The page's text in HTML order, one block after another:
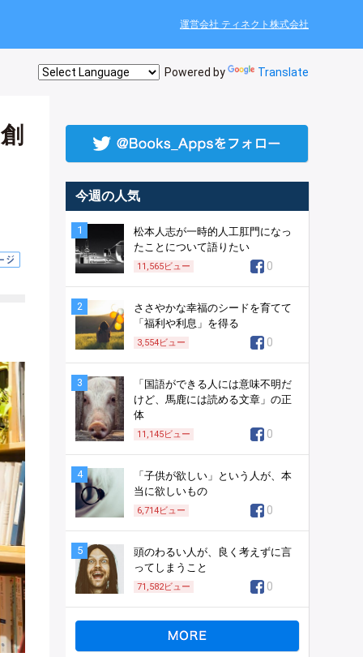
運営会社 ティネクト株式会社
Powered by Translate
今週の人気
1
松本人志が一時的人工肛門になっ
たことについて語りたい
11,565ビュー 0
2
ささやかな幸福のシードを育てて
「福利や利息」を得る
3,554ビュー 0
3
「国語ができる人には意味不明だ
けど、馬鹿には読める文章」の正
体
11,145ビュー 0
4
「子供が欲しい」という人が、本
当に欲しいもの
6,714ビュー 0
5
頭のわるい人が、良く考えずに言
ってしまうこと
71,582ビュー 0